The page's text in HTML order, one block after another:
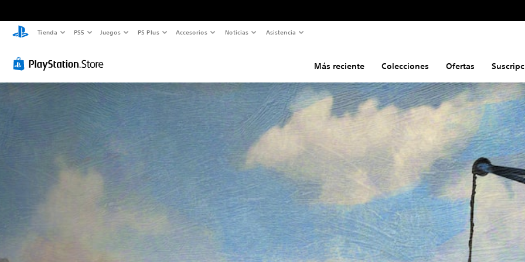
Tienda PS5 Juegos PS Plus Accesorios Noticias Asistencia
Más reciente Colecciones Ofertas